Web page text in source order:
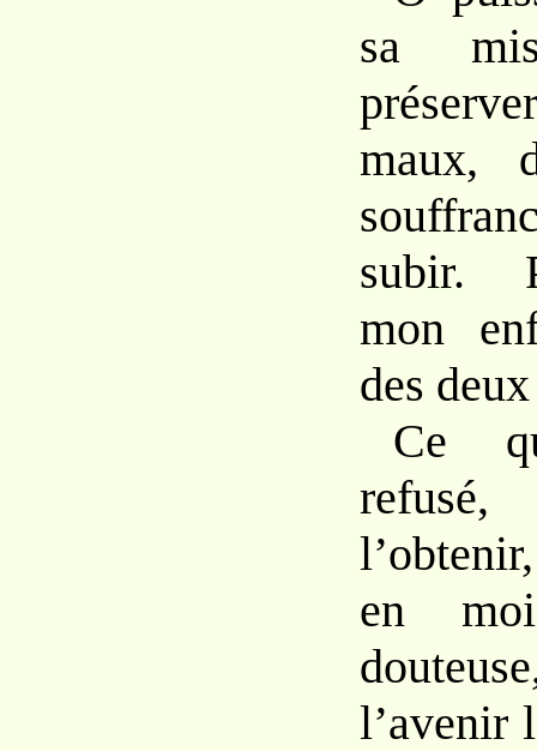
sa
maux,
subir.
mon
des
Ce
en
l’avenir